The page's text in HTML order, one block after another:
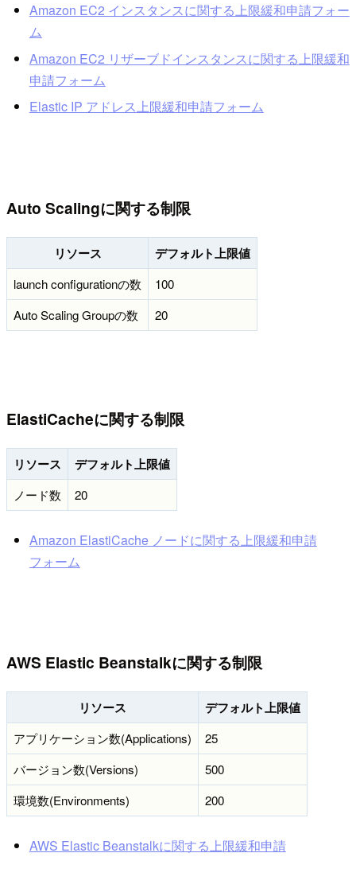
Amazon EC2 インスタンスに関する上限緩和申請フォー
ム
Amazon EC2 リザーブドインスタンスに関する上限緩和
申請フォーム
Elastic IP アドレス上限緩和申請フォーム
Auto Scalingに関する制限
リソース デフォルト上限値
launch configurationの数
100
Auto Scaling Groupの数
20
ElastiCacheに関する制限
リソース デフォルト上限値
ノード数 20
Amazon ElastiCache ノードに関する上限緩和申請
フォーム
AWS Elastic Beanstalkに関する制限
リソース デフォルト上限値
アプリケーション数(Applications)
25
バージョン数(Versions)
500
環境数(Environments)
200
AWS Elastic Beanstalkに関する上限緩和申請